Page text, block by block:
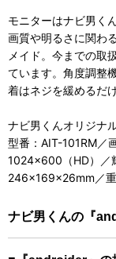
モニターはナビ男く
画質や明るさに関わ
メイド。今までの取
ています。角度調整
着はネジを緩めるだけ
ナビ男くんオリジナ
型番：AIT-101RM／
1024×600（HD）
246×169×26mm／
ナビ男くんの『